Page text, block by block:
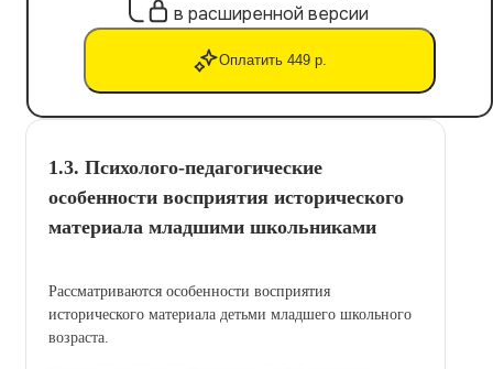
в расширенной версии
Оплатить 449 р.
1.3. Психолого-педагогические
особенности восприятия исторического
материала младшими школьниками
Рассматриваются особенности восприятия
исторического материала детьми младшего школьного
возраста.